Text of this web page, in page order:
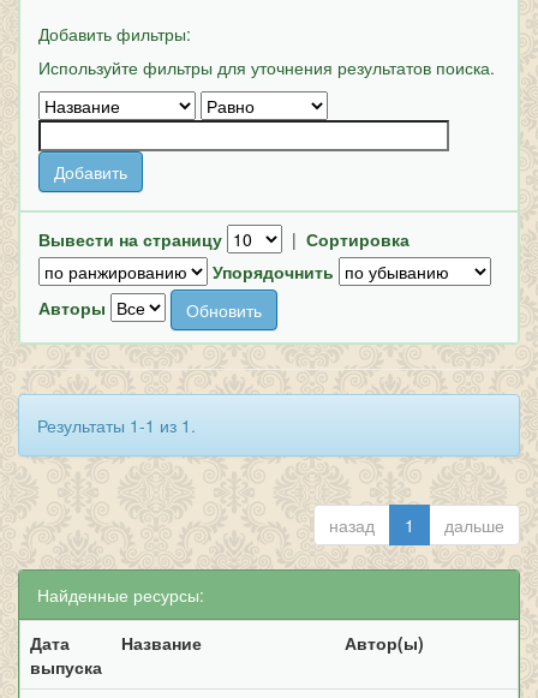
Добавить фильтры:
Используйте фильтры для уточнения результатов поиска.
Вывести на страницу | Сортировка
Упорядочнить
Авторы
Результаты 1-1 из 1.
назад 1 дальше
Найденные ресурсы:
Дата
выпуска
Название Автор(ы)